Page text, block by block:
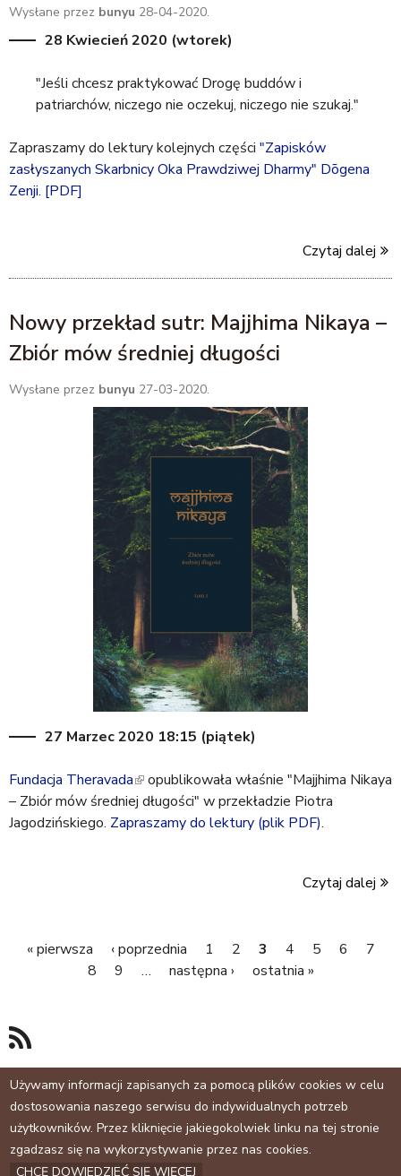
Wysłane przez bunyu 28-04-2020.
28 Kwiecień 2020 (wtorek)
"Jeśli chcesz praktykować Drogę buddów i
patriarchów, niczego nie oczekuj, niczego nie szukaj."
Zapraszamy do lektury kolejnych części "Zapisków
zasłyszanych Skarbnicy Oka Prawdziwej Dharmy" Dōgena
Zenji. [PDF]
Czytaj dalej
Nowy przekład sutr: Majjhima Nikaya –
Zbiór mów średniej długości
Wysłane przez bunyu 27-03-2020.
27 Marzec 2020 18:15 (piątek)
Fundacja Theravada(
l
i
x
l
)
opublikowała właśnie "Majjhima Nikaya
– Zbiór mów średniej długości" w przekładzie Piotra
Jagodzińskiego. Zapraszamy do lektury (plik PDF).
Czytaj dalej
r
o
n
y
« pierwsza ‹ poprzednia 1 2 3 4 5 6
7
8
9 … następna › ostatnia »
Facebook
Używamy informacji zapisanych za pomocą plików cookies w celu
dostosowania naszego serwisu do indywidualnych potrzeb
użytkowników. Przez kliknięcie jakiegokolwiek linku na tej stronie
zgadzasz się na wykorzystywanie przez nas cookies.
CHCĘ DOWIEDZIEĆ SIĘ WIĘCEJ